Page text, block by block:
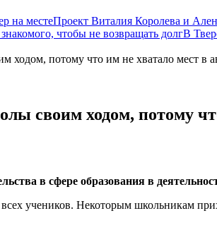
на местеПроект Виталия Королева и
чтобы не возвращать долгВ
ходом, потому что им не хватало мест в
своим ходом, потому
в сфере образования в
учеников. Некоторым школьникам